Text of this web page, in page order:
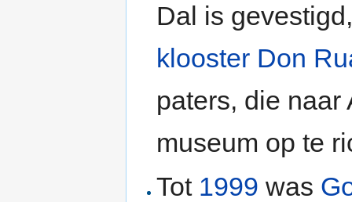
Dal is
klooster Don
paters, die naar
museum op te
Tot 1999 was